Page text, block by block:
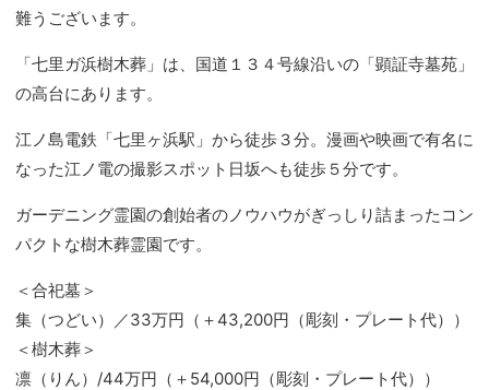
難うございます。
「七里ガ浜樹木葬」は、国道１３４号線沿いの「顕証寺墓苑」
の高台にあります。
江ノ島電鉄「七里ヶ浜駅」から徒歩３分。漫画や映画で有名に
なった江ノ電の撮影スポット日坂へも徒歩５分です。
ガーデニング霊園の創始者のノウハウがぎっしり詰まったコン
パクトな樹木葬霊園です。
＜合祀墓＞
集（つどい）／33万円（＋43,200円（彫刻・プレート代））
＜樹木葬＞
凛（りん）/44万円（＋54,000円（彫刻・プレート代））